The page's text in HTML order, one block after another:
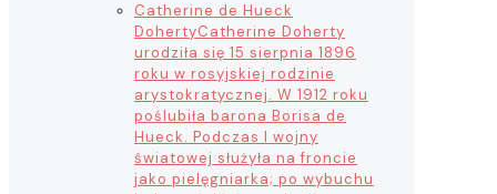
Catherine de Hueck
DohertyCatherine Doherty
urodziła się 15 sierpnia 1896
roku w rosyjskiej rodzinie
arystokratycznej. W 1912 roku
poślubiła barona Borisa de
Hueck. Podczas I wojny
światowej służyła na froncie
jako pielęgniarka; po wybuchu